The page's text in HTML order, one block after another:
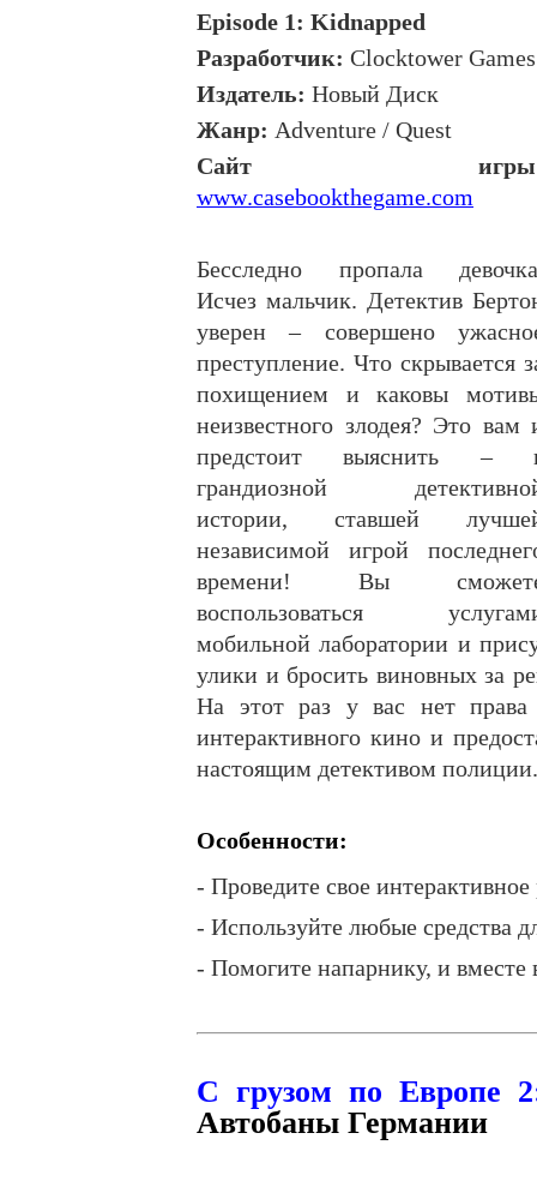
Episode 1: Kidnapped
Разработчик: Clocktower Games
Издатель: Новый Диск
Жанр: Adventure / Quest
Сайт
www.casebookthegame.com
Бесследно пропала
Исчез мальчик. Детектив
уверен – совершено
преступление. Что скрывается
похищением и каковы
неизвестного злодея? Это вам
предстоит выяснить –
грандиозной
истории, ставшей
независимой игрой
времени! Вы
воспользоваться
мобильной лаборатории и
улики и бросить виновных за
На этот раз у вас нет
интерактивного кино и
настоящим детективом полиции.
Особенности:
- Проведите свое интерактивное
- Используйте любые средства
- Помогите напарнику, и вместе
С грузом по Европе
Автобаны Германии